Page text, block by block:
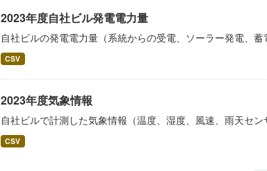
2023年度自社ビル発電電力量
自社ビルの発電電力量（系統からの受電、ソーラー発電、
CSV
2023年度気象情報
自社ビルで計測した気象情報（温度、湿度、風速、雨天セ
CSV